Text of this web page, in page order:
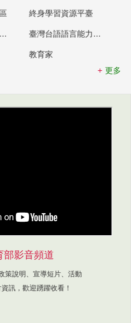
終身學習資源平臺
教育部高中等以下學校及幼兒園教師資格檢定考試 臺灣台語語言能力認證網站
教育家
更多
部影音頻道
策說明、宣導短片、活動
訊，歡迎踴躍收看！